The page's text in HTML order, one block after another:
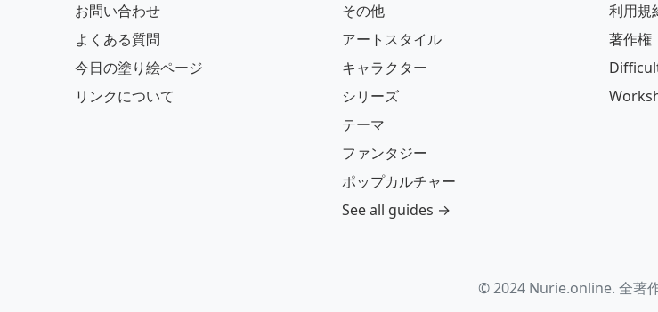
お問い合わせ
よくある質問
今日の塗り絵ページ
リンクについて
その他
アートスタイル
キャラクター
シリーズ
テーマ
ファンタジー
ポップカルチャー
See all guides →
利用規
著作権
© 2024 Nurie.online. 全著作